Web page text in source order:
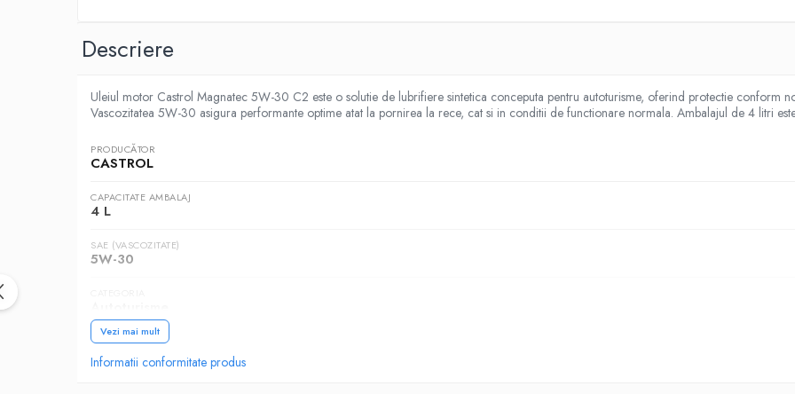
Chimice Auto
Lubrifianti Multifunctionali
Solutii curatare componente mecanice
Spray frane/ambreiaj
Vaseline si Unsori Auto
Cosmetica Auto
Intretinere interior
Jante si Anvelope
Descriere
Uleiul motor Castrol Magnatec 5W-30 C2 este o solutie de lubrifiere sintetica conceputa pentru autoturisme, oferind protectie conform
Vascozitatea 5W-30 asigura performante optime atat la pornirea la rece, cat si in conditii de functionare normala. Ambalajul de 4 litri
PRODUCĂTOR
CASTROL
CAPACITATE AMBALAJ
4 L
SAE (VASCOZITATE)
5W-30
NORME, SPECIFICATII
ACEA C2, PSA B71 2290
Vezi mai mult
Informatii conformitate produs